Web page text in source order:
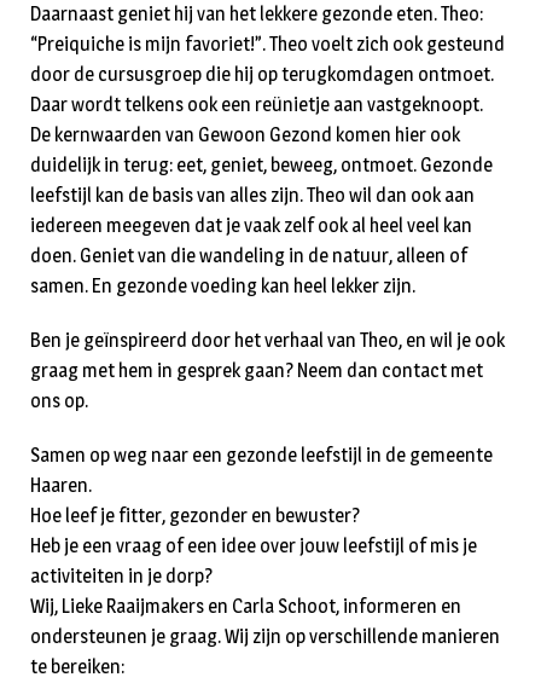
Daarnaast geniet hij van het lekkere gezonde eten. Theo:
“Preiquiche is mijn favoriet!”. Theo voelt zich ook gesteund
door de cursusgroep die hij op terugkomdagen ontmoet.
Daar wordt telkens ook een reünietje aan vastgeknoopt.
De kernwaarden van Gewoon Gezond komen hier ook
duidelijk in terug: eet, geniet, beweeg, ontmoet. Gezonde
leefstijl kan de basis van alles zijn. Theo wil dan ook aan
iedereen meegeven dat je vaak zelf ook al heel veel kan
doen. Geniet van die wandeling in de natuur, alleen of
samen. En gezonde voeding kan heel lekker zijn.
Ben je geïnspireerd door het verhaal van Theo, en wil je ook
graag met hem in gesprek gaan? Neem dan contact met
ons op.
Samen op weg naar een gezonde leefstijl in de gemeente
Haaren.
Hoe leef je fitter, gezonder en bewuster?
Heb je een vraag of een idee over jouw leefstijl of mis je
activiteiten in je dorp?
Wij, Lieke Raaijmakers en Carla Schoot, informeren en
ondersteunen je graag. Wij zijn op verschillende manieren
te bereiken: